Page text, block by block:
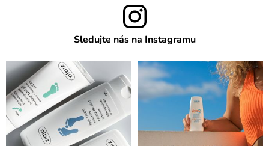
Sledujte nás na Instagramu